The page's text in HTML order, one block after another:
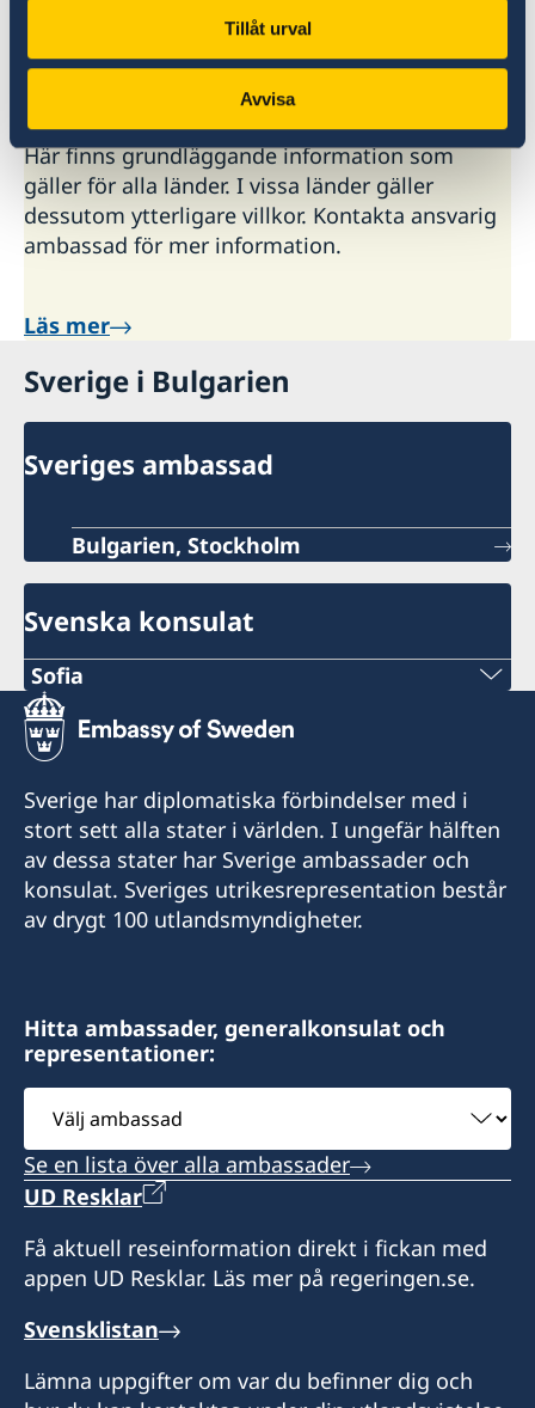
Tillåt urval
Avvisa
Beställning av samordningsnummer
Här finns grundläggande information som
gäller för alla länder. I vissa länder gäller
dessutom ytterligare villkor. Kontakta ansvarig
ambassad för mer information.
Läs mer
Sverige i Bulgarien
Sveriges ambassad
Bulgarien, Stockholm
Svenska konsulat
Sofia
TELEFONNUMMER
+359 2 4177178
E-POSTADRESS
sofia.swecons@consulateofsweden.eu
Honorary Consulate General of Sweden
Visits to the Honorary Consulate are by
appointment only. The Honorary Consulate
General of Sweden is generally open Monday
through Friday and visiting hours are from 10 -
12.
Phone +359 898 793336 (Mon.-Fr., 9.00-17.00) or
sofia.swecons@consulateofsweden.eu.
Sverige har diplomatiska förbindelser med i
stort sett alla stater i världen. I ungefär hälften
av dessa stater har Sverige ambassader och
konsulat. Sveriges utrikesrepresentation består
av drygt 100 utlandsmyndigheter.
Hitta ambassader, generalkonsulat och
representationer:
Välj
ambassad
Se en lista över alla ambassader
UD Resklar
Få aktuell reseinformation direkt i fickan med
appen UD Resklar. Läs mer på regeringen.se.
Svensklistan
Lämna uppgifter om var du befinner dig och